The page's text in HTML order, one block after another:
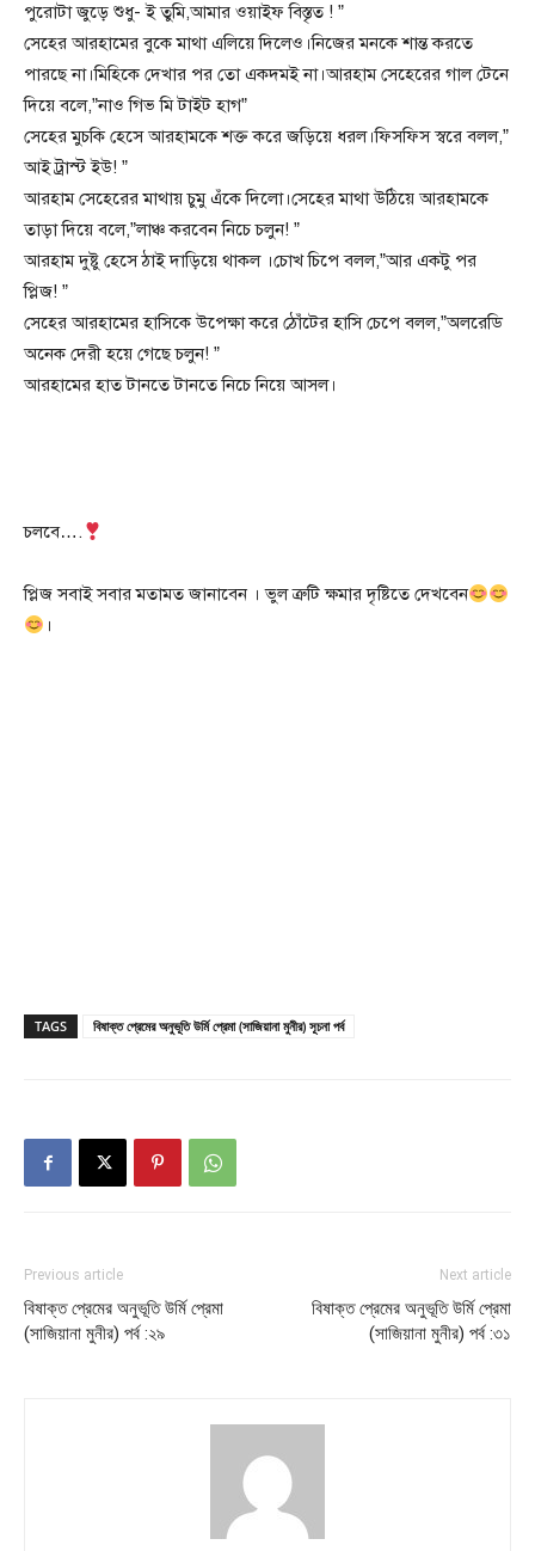
পুরোটা জুড়ে শুধু- ই তুমি,আমার ওয়াইফ বিস্তৃত ! ”
সেহের আরহামের বুকে মাথা এলিয়ে দিলেও।নিজের মনকে শান্ত করতে
পারছে না।মিহিকে দেখার পর তো একদমই না।আরহাম সেহেরের গাল টেনে
দিয়ে বলে,”নাও গিভ মি টাইট হাগ”
সেহের মুচকি হেসে আরহামকে শক্ত করে জড়িয়ে ধরল।ফিসফিস স্বরে বলল,”
আই ট্রাস্ট ইউ! ”
আরহাম সেহেরের মাথায় চুমু এঁকে দিলো।সেহের মাথা উঠিয়ে আরহামকে
তাড়া দিয়ে বলে,”লাঞ্চ করবেন নিচে চলুন! ”
আরহাম দুষ্টু হেসে ঠাই দাড়িয়ে থাকল ।চোখ চিপে বলল,”আর একটু পর
প্লিজ! ”
সেহের আরহামের হাসিকে উপেক্ষা করে ঠোঁটের হাসি চেপে বলল,”অলরেডি
অনেক দেরী হয়ে গেছে চলুন! ”
আরহামের হাত টানতে টানতে নিচে নিয়ে আসল।
চলবে….
প্লিজ সবাই সবার মতামত জানাবেন । ভুল ত্রুটি ক্ষমার দৃষ্টিতে দেখবেন
।
TAGS বিষাক্ত প্রেমের অনুভূতি উর্মি প্রেমা (সাজিয়ানা মুনীর) সূচনা পর্ব
Previous article
বিষাক্ত প্রেমের অনুভূতি উর্মি প্রেমা
(সাজিয়ানা মুনীর) পর্ব :২৯
Next article
বিষাক্ত প্রেমের অনুভূতি উর্মি প্রেমা
(সাজিয়ানা মুনীর) পর্ব :৩১